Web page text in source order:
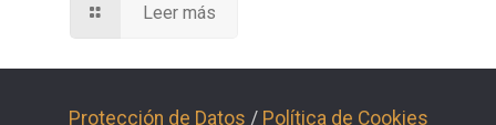
Leer más
Protección de Datos / Política de Cookies